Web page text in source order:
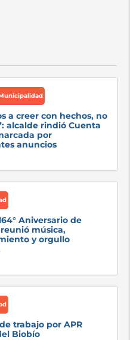
a creer con hechos, no
alcalde rindió Cuenta
por
anuncios
Aniversario de
música,
y orgullo
trabajo por APR
Biobío